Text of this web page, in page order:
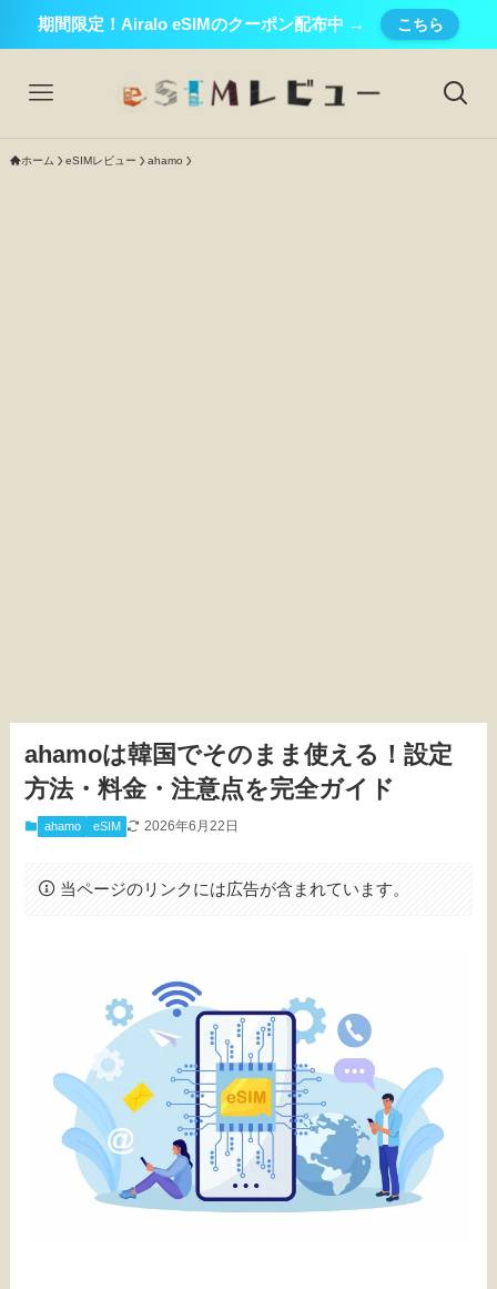
期間限定！Airalo eSIMのクーポン配布中 → こちら
ホーム eSIMレビュー ahamo
ahamoは韓国でそのまま使える！設定
方法・料金・注意点を完全ガイド
ahamo eSIM 2026年6月22日
当ページのリンクには広告が含まれています。